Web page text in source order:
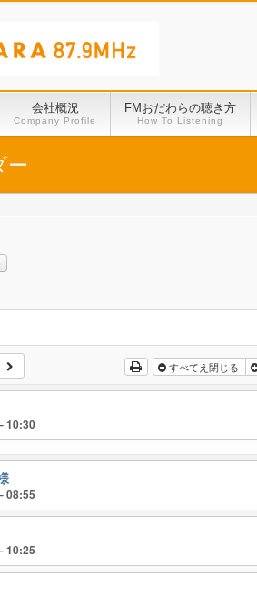
会社概況
Company Profile
FMおだわらの聴き方
How To Listening
ー
すべてえ閉じる
10:30
08:55
10:25